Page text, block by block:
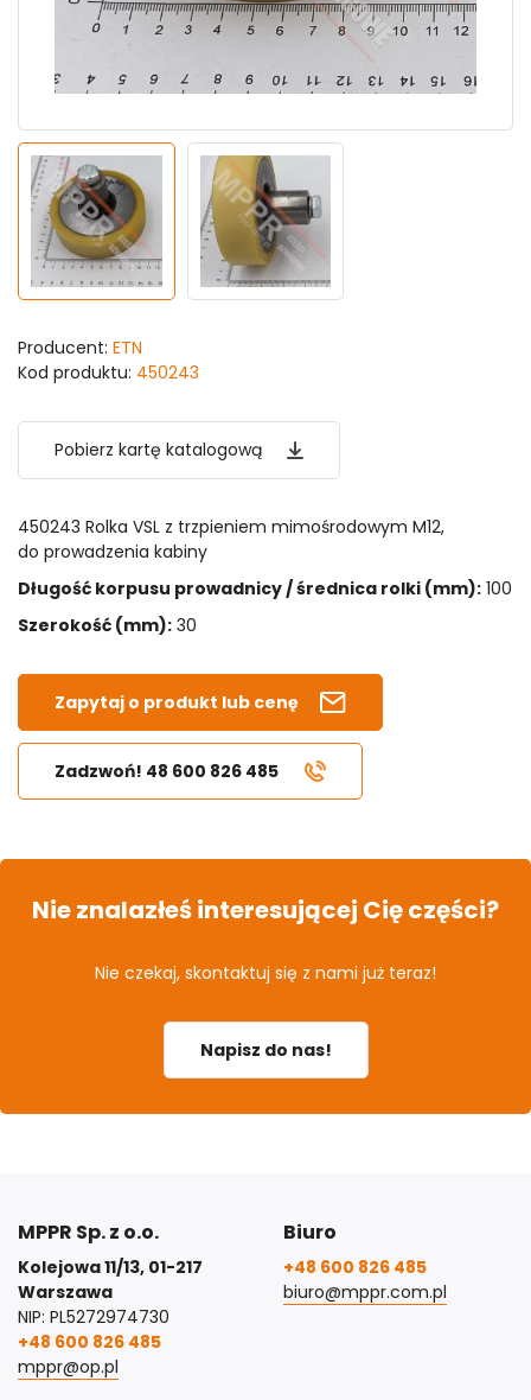
Producent: ETN
Kod produktu: 450243
Pobierz kartę katalogową
450243 Rolka VSL z trzpieniem mimośrodowym M12,
do prowadzenia kabiny
Długość korpusu prowadnicy / średnica rolki (mm): 100
Szerokość (mm): 30
Zapytaj o produkt lub cenę
Zadzwoń! 48 600 826 485
Nie znalazłeś interesującej Cię części?
Nie czekaj, skontaktuj się z nami już teraz!
Napisz do nas!
MPPR Sp. z o.o.
Kolejowa 11/13, 01-217
Warszawa
NIP: PL5272974730
+48 600 826 485
mppr@op.pl
Biuro
+48 600 826 485
biuro@mppr.com.pl